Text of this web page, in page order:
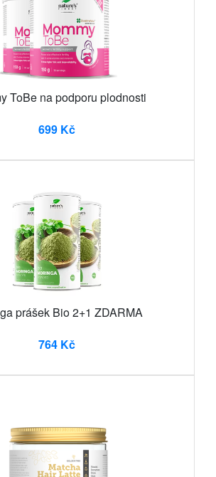
ToBe na podporu plodnosti
699 Kč
prášek Bio 2+1 ZDARMA
764 Kč